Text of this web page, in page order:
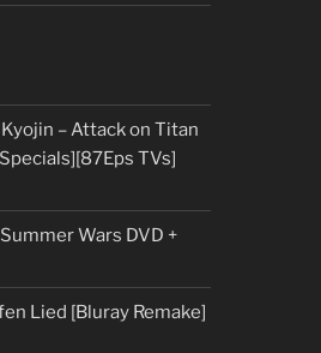
– Attack on Titan
TVs]
Wars DVD +
Lied [Bluray Remake]